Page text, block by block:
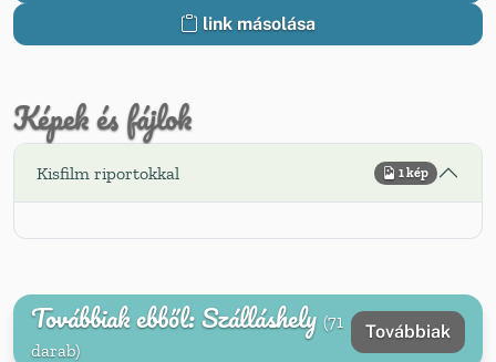
link másolása
Képek és fájlok
Kisfilm riportokkal 1 kép
Továbbiak ebből: Szálláshely (71
darab)
Továbbiak